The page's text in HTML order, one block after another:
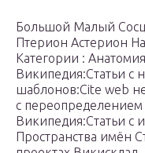
Большой Малый
Птерион Астерион
Категории :
Википедия:Статьи с
шаблонов:Cite web
с
Википедия:Статьи с
Пространства имён